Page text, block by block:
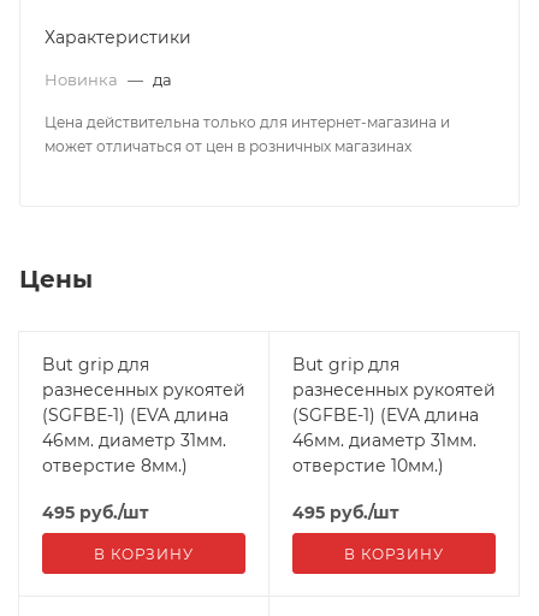
Характеристики
Новинка — да
Цена действительна только для интернет-магазина и
может отличаться от цен в розничных магазинах
Цены
But grip для
разнесенных рукоятей
(SGFBE-1) (EVA длина
46мм. диаметр 31мм.
отверстие 8мм.)
495 руб./шт
В КОРЗИНУ
But grip для
разнесенных рукоятей
(SGFBE-1) (EVA длина
46мм. диаметр 31мм.
отверстие 10мм.)
495 руб./шт
В КОРЗИНУ